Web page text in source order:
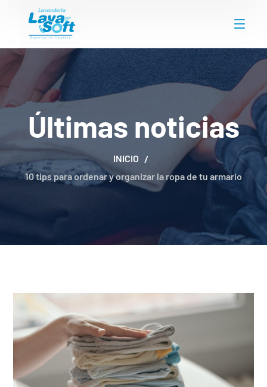
INICIO
10 tips para ordenar y organizar la ropa de tu armario
Últimas noticias